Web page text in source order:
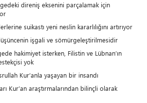
direniş eksenini parçalamak için
suikastı yeni neslin kararlılığını artırıyor
işgali ve sömürgeleştirilmesidir
hakimiyet isterken, Filistin ve Lübnan’ın
yok
Kur’anla yaşayan bir insandı
Kur’an araştırmalarından bilinçli olarak